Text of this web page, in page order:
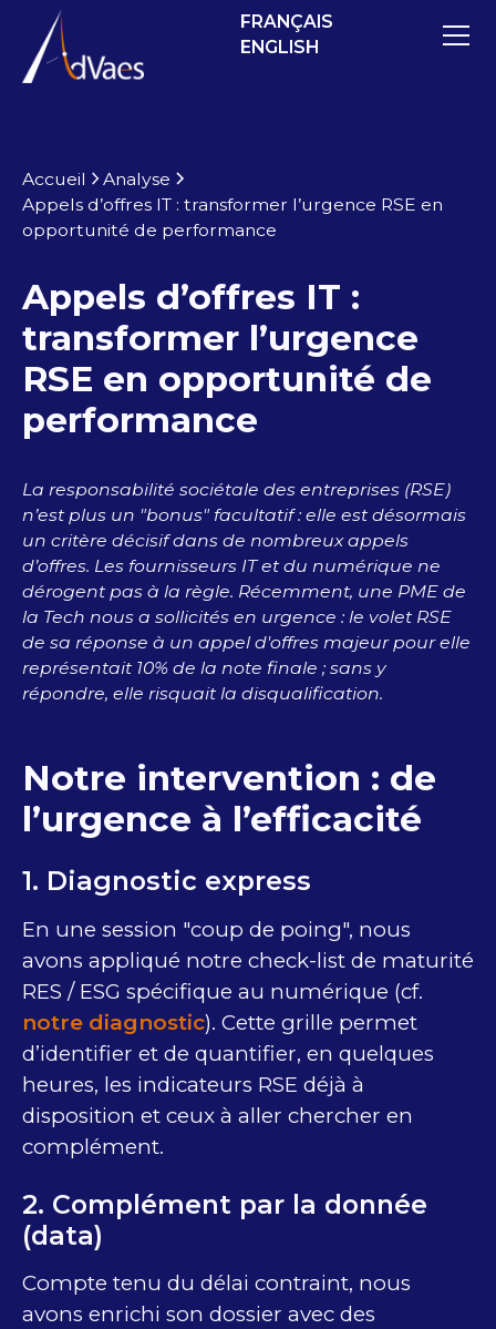
FRANÇAIS
ENGLISH
Accueil
Analyse
Appel​s d’offres​ IT : transformer l’urgence RSE en
opportunité de performance
Appel​s d’offres​ IT :
transformer l’urgence
RSE en opportunité de
performance
La responsabilité sociétale des entreprises (RSE)
n’est plus un ​"bonus​" facultatif : elle est désormais
un critère décisif​ dans de nombreux appels
d’offres​. Les fournisseurs​ IT et ​du numérique​ ne
dérogent pas à la règle​. Récemment, un​e ​PME ​de
la Tech nous a sollicités en urgence : le volet RSE
de sa réponse ​à un appel d'offres majeur pour elle
représentait 10% de la note finale ; sans y
répondre, elle risquait la disqualification.
Notre intervention : de
l’urgence à l’efficacité
​1. Diagnostic express
En une session ​"coup de poing​", nous
avons appliqué notre check-list de maturité​
RES / ESG ​spécifique au numérique (cf.
notre diagnostic). Cette grille permet
d’identifier et de quantifier, en quelques
heures, les indicateurs RSE déjà à
disposition​ et ceux à aller chercher en
complément.​
2. Complément par la ​d​onnée
(data)
Compte tenu du délai contraint, nous
avons enrichi son dossier avec des